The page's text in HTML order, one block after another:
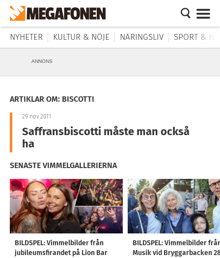
NYHETER KULTUR & NÖJE NÄRINGSLIV SPORT &
ANNONS
ARTIKLAR OM: BISCOTTI
29 nov 2011
Saffransbiscotti måste man också
ha
SENASTE VIMMELGALLERIERNA
BILDSPEL: Vimmelbilder från
jubileumsfirandet på Lion Bar
BILDSPEL: Vimmelbilder
Musik vid Bryggarbacken